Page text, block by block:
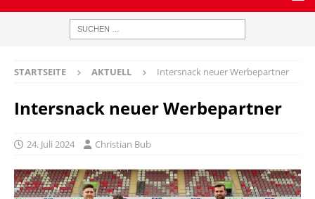
STARTSEITE AKTUELL Intersnack neuer Werbepartner
Intersnack neuer Werbepartner
24. Juli 2024 Christian Bub